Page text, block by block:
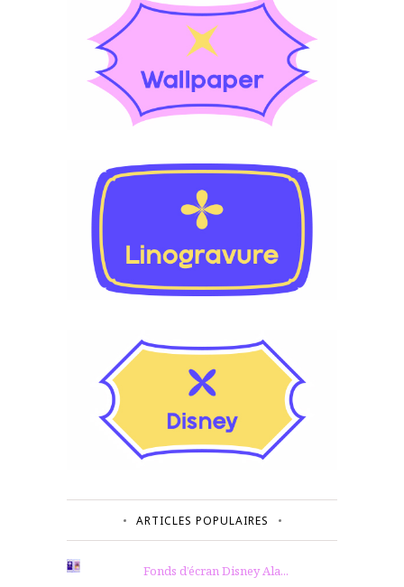
ARTICLES POPULAIRES
Fonds d’écran Disney Ala...